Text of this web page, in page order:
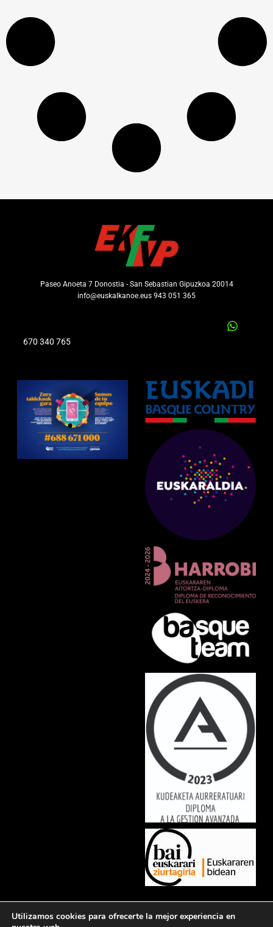
Paseo Anoeta 7 Donostia - San Sebastian Gipuzkoa 20014
info@euskalkanoe.eus 943 051 365
670 340 765
luctus nec ullamcorper mattis, pulvinar dapibus leo.
Utilizamos cookies para ofrecerte la mejor experiencia en